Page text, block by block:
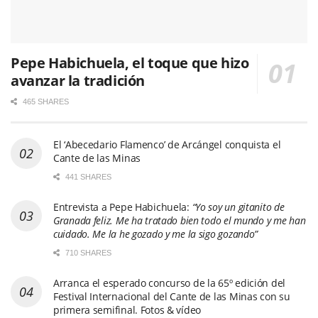
Pepe Habichuela, el toque que hizo
avanzar la tradición
465 SHARES
El ‘Abecedario Flamenco’ de Arcángel conquista el
Cante de las Minas
441 SHARES
Entrevista a Pepe Habichuela: “Yo soy un gitanito de
Granada feliz. Me ha tratado bien todo el mundo y me han
cuidado. Me la he gozado y me la sigo gozando”
710 SHARES
Arranca el esperado concurso de la 65º edición del
Festival Internacional del Cante de las Minas con su
primera semifinal. Fotos & vídeo